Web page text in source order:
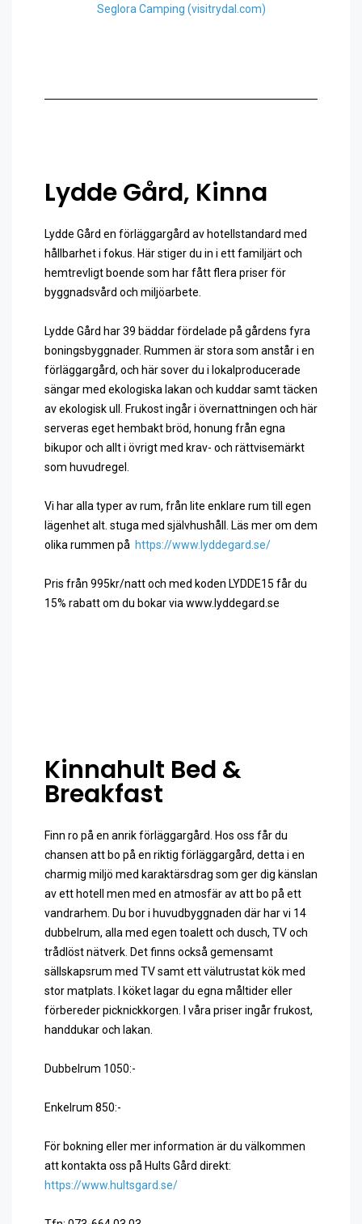
Seglora Camping (visitrydal.com)
Lydde Gård, Kinna
Lydde Gård en förläggargård av hotellstandard med
hållbarhet i fokus. Här stiger du in i ett familjärt och
hemtrevligt boende som har fått flera priser för
byggnadsvård och miljöarbete.
Lydde Gård har 39 bäddar fördelade på gårdens fyra
boningsbyggnader. Rummen är stora som anstår i en
förläggargård, och här sover du i lokalproducerade
sängar med ekologiska lakan och kuddar samt täcken
av ekologisk ull. Frukost ingår i övernattningen och här
serveras eget hembakt bröd, honung från egna
bikupor och allt i övrigt med krav- och rättvisemärkt
som huvudregel.
Vi har alla typer av rum, från lite enklare rum till egen
lägenhet alt. stuga med självhushåll. Läs mer om dem
olika rummen på https://www.lyddegard.se/
Pris från 995kr/natt och med koden LYDDE15 får du
15% rabatt om du bokar via www.lyddegard.se
Kinnahult Bed &
Breakfast
Finn ro på en anrik förläggargård. Hos oss får du
chansen att bo på en riktig förläggargård, detta i en
charmig miljö med karaktärsdrag som ger dig känslan
av ett hotell men med en atmosfär av att bo på ett
vandrarhem. Du bor i huvudbyggnaden där har vi 14
dubbelrum, alla med egen toalett och dusch, TV och
trådlöst nätverk. Det finns också gemensamt
sällskapsrum med TV samt ett välutrustat kök med
stor matplats.
I köket lagar du egna måltider eller
förbereder picknickkorgen. I våra priser ingår frukost,
handdukar och lakan.
Dubbelrum 1050:-
Enkelrum 850:-
För bokning eller mer information är du välkommen
att kontakta oss på Hults Gård direkt:
https://www.hultsgard.se/